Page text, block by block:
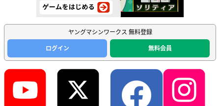
ヤングマシンワークス 無料登録
ログイン
無料会員